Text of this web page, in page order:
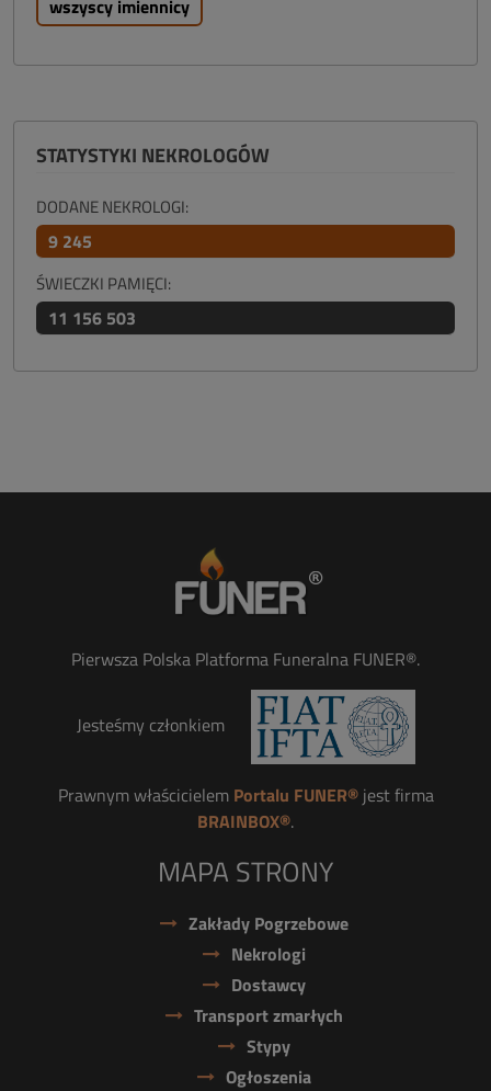
wszyscy imiennicy
STATYSTYKI NEKROLOGÓW
DODANE NEKROLOGI:
9 245
ŚWIECZKI PAMIĘCI:
11 156 503
Pierwsza Polska Platforma Funeralna FUNER®.
Jesteśmy członkiem
Prawnym właścicielem Portalu FUNER®jest firma
BRAINBOX®.
MAPA STRONY
Zakłady Pogrzebowe
Nekrologi
Dostawcy
Transport zmarłych
Stypy
Ogłoszenia